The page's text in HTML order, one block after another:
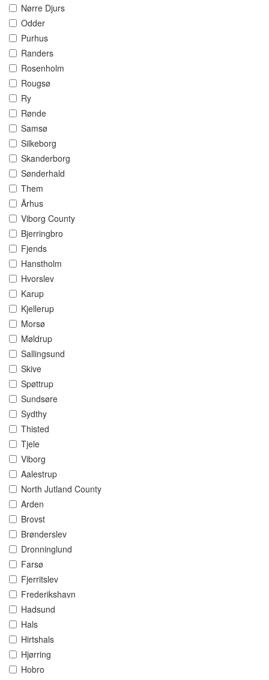
Nørre Djurs
Odder
Purhus
Randers
Rosenholm
Rougsø
Ry
Rønde
Samsø
Silkeborg
Skanderborg
Sønderhald
Them
Århus
Viborg County
Bjerringbro
Fjends
Hanstholm
Hvorslev
Karup
Kjellerup
Morsø
Møldrup
Sallingsund
Skive
Spøttrup
Sundsøre
Sydthy
Thisted
Tjele
Viborg
Aalestrup
North Jutland County
Arden
Brovst
Brønderslev
Dronninglund
Farsø
Fjerritslev
Frederikshavn
Hadsund
Hals
Hirtshals
Hjørring
Hobro